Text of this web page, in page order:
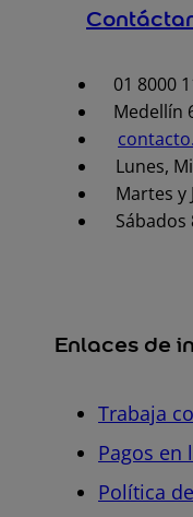
01 8000
Medellín
Lunes,
Martes y
Sábados
Enlaces de
Trabaja
Pagos en
Política